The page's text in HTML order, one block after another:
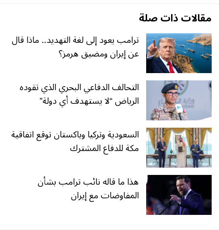
مقالات ذات صلة
ترامب يعود إلى لغة التهديد.. ماذا قال
عن إيران ومضيق هرمز؟
التحالف الدفاعي البحري الذي تقوده
الرياض “لا يستهدف أي دولة”
السعودية وتركيا وباكستان توقع اتفاقية
مكة للدفاع المشترك
هذا ما قاله نائب ترامب بشأن
المفاوضات مع إيران